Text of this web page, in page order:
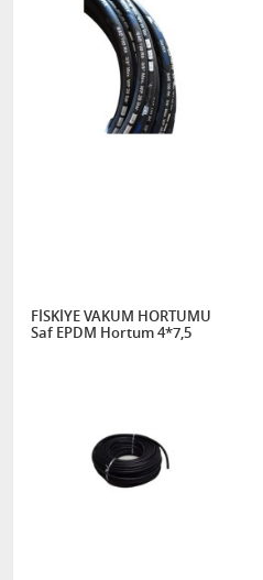
FİSKİYE VAKUM HORTUMU
Saf EPDM Hortum 4*7,5